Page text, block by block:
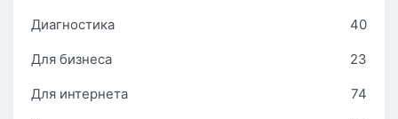
Диагностика 40
Для бизнеса 23
Для интернета 74